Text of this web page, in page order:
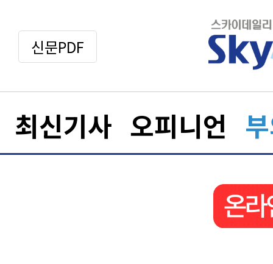
신문PDF
최신기사 오피니언